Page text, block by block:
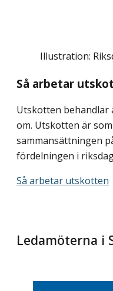
Illustration:
Så arbetar
Utskotten behandlar
om. Utskotten är
sammansättningen
fördelningen i
Så arbetar utskotten
Ledamöterna i